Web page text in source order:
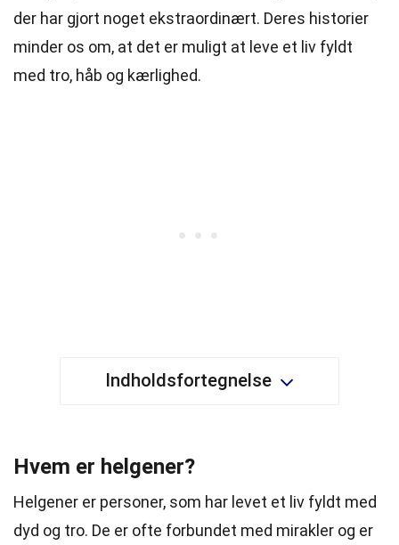
der har gjort noget ekstraordinært. Deres historier
minder os om, at det er muligt at leve et liv fyldt
med tro, håb og kærlighed.
Indholdsfortegnelse
Hvem er helgener?
Helgener er personer, som har levet et liv fyldt med
dyd og tro. De er ofte forbundet med mirakler og er